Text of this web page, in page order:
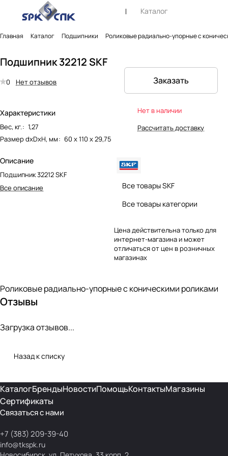
Каталог
Главная Каталог Подшипники Роликовые радиально-упорные с
Подшипник 32212 SKF
0 Нет отзывов
Характеристики
Вес, кг.: 1,27
Размер dxDxH, мм: 60 х 110 х 29,75
Описание
Подшипник 32212 SKF
Все описание
Заказать
Нет в наличии
Рассчитать доставку
Все товары SKF
Все товары категории
Цена действительна только для
интернет-магазина и может
отличаться от цен в розничных
магазинах
Роликовые радиально-упорные с коническими роликами
Отзывы
Загрузка отзывов...
Назад к списку
КаталогБрендыНовостиПомощьКонтактыМагазины
Сертификаты
Связаться с нами
+7 (383) 209-39-40
info@tkspk.ru